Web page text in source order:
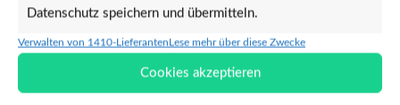
Datenschutz speichern und übermitteln.
Verwalten von 1410-LieferantenLese mehr über diese Zwecke
Cookies akzeptieren